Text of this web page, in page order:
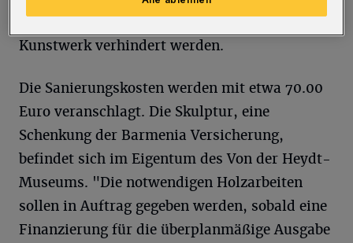
Sicherheitsgründen der Zugang zu dem
Kunstwerk verhindert werden.
Die Sanierungskosten werden mit etwa 70.00
Euro veranschlagt. Die Skulptur, eine
Schenkung der Barmenia Versicherung,
befindet sich im Eigentum des Von der Heydt-
Museums. "Die notwendigen Holzarbeiten
sollen in Auftrag gegeben werden, sobald eine
Finanzierung für die überplanmäßige Ausgabe